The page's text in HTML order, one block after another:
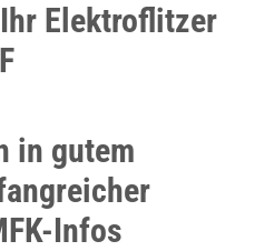
Elektroflitzer
in gutem
Infos